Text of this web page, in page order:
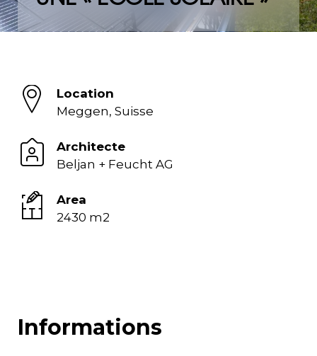
Location
Meggen, Suisse
Architecte
Beljan + Feucht AG
Area
2430 m2
Informations